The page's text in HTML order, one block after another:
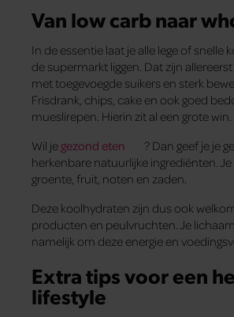
Van low carb naar
In de essentie laat je alle lege of snelle
de supermarkt liggen. Dat zijn
met toegevoegde suikers en sterk
Frisdrank, chips, cake en ook goed
mueslirepen. Hierin zit al een grote win.
Wil jegezond eten
? Dan geef je je
herkenbare natuurlijke ingrediënten. Je
groente, fruit, noten en zaden.
Deze koolhydraten zijn dus ook
producten en peulvruchten. Je
namelijk om deze energie en
Extra tips voor een
lifestyle